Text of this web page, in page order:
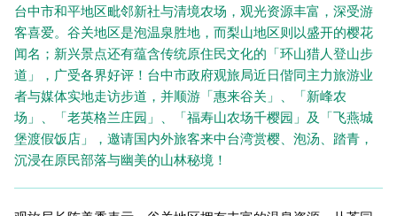
台中市和平地区毗邻新社与清境农场，观光资源丰富，深受游
客喜爱。谷关地区是泡温泉胜地，而梨山地区则以盛开的樱花
闻名；新兴景点还有蕴含传统原住民文化的「环山猎人登山步
道」，广受各界好评！台中市政府观旅局近日偕同主力旅游业
者与媒体实地走访步道，并顺游「惠来谷关」、「新峰农
场」、「老英格兰庄园」、「福寿山农场千樱园」及「飞燕城
堡渡假饭店」，邀请国内外旅客来中台湾赏樱、泡汤、踏青，
沉浸在原民部落与幽美的山林秘境！